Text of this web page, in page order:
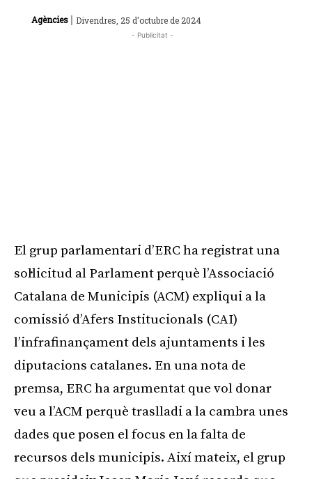
Agències | Divendres, 25 d'octubre de 2024
- Publicitat -
El grup parlamentari d’ERC ha registrat una
sol·licitud al Parlament perquè l’Associació
Catalana de Municipis (ACM) expliqui a la
comissió d’Afers Institucionals (CAI)
l’infrafinançament dels ajuntaments i les
diputacions catalanes. En una nota de
premsa, ERC ha argumentat que vol donar
veu a l’ACM perquè traslladi a la cambra unes
dades que posen el focus en la falta de
recursos dels municipis. Així mateix, el grup